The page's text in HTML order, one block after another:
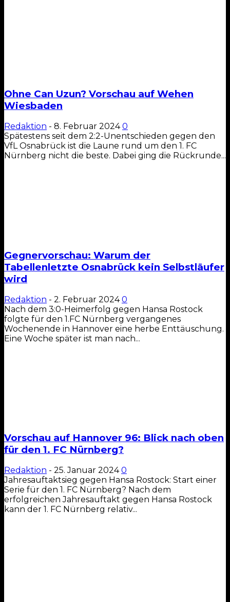
Ohne Can Uzun? Vorschau auf Wehen
Wiesbaden
Redaktion - 8. Februar 2024 0
Spätestens seit dem 2:2-Unentschieden gegen den
VfL Osnabrück ist die Laune rund um den 1. FC
Nürnberg nicht die beste. Dabei ging die Rückrunde...
Gegnervorschau: Warum der
Tabellenletzte Osnabrück kein Selbstläufer
wird
Redaktion - 2. Februar 2024 0
Nach dem 3:0-Heimerfolg gegen Hansa Rostock
folgte für den 1.FC Nürnberg vergangenes
Wochenende in Hannover eine herbe Enttäuschung.
Eine Woche später ist man nach...
Vorschau auf Hannover 96: Blick nach oben
für den 1. FC Nürnberg?
Redaktion - 25. Januar 2024 0
Jahresauftaktsieg gegen Hansa Rostock: Start einer
Serie für den 1. FC Nürnberg? Nach dem
erfolgreichen Jahresauftakt gegen Hansa Rostock
kann der 1. FC Nürnberg relativ...